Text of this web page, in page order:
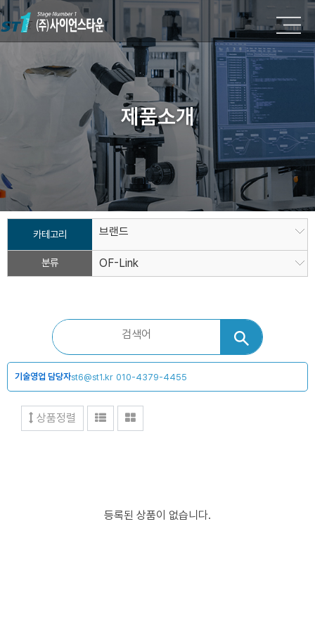
제품소개
카테고리 브랜드
분류 OF-Link
기술영업 담당자st6@st1.kr 010-4379-4455
상품정렬
등록된 상품이 없습니다.